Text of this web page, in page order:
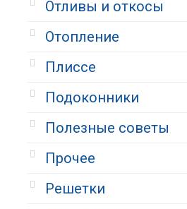
Отливы и откосы
Отопление
Плиссе
Подоконники
Полезные советы
Прочее
Решетки